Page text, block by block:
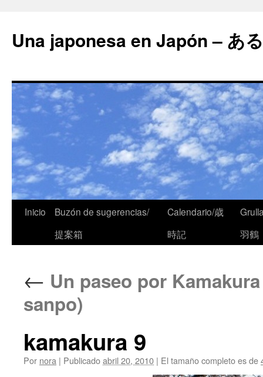
Una japonesa en Japón – あ
Inicio
Buzón de sugerencias/
提案箱
Calendario/歳
時記
羽鶴
← Un paseo por
sanpo)
kamakura 9
Por nora | Publicadoabril 20, 2010 | El tamaño completo es de